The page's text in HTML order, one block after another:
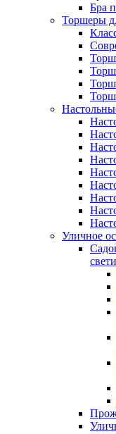
Бра
Торшеры
Уличное